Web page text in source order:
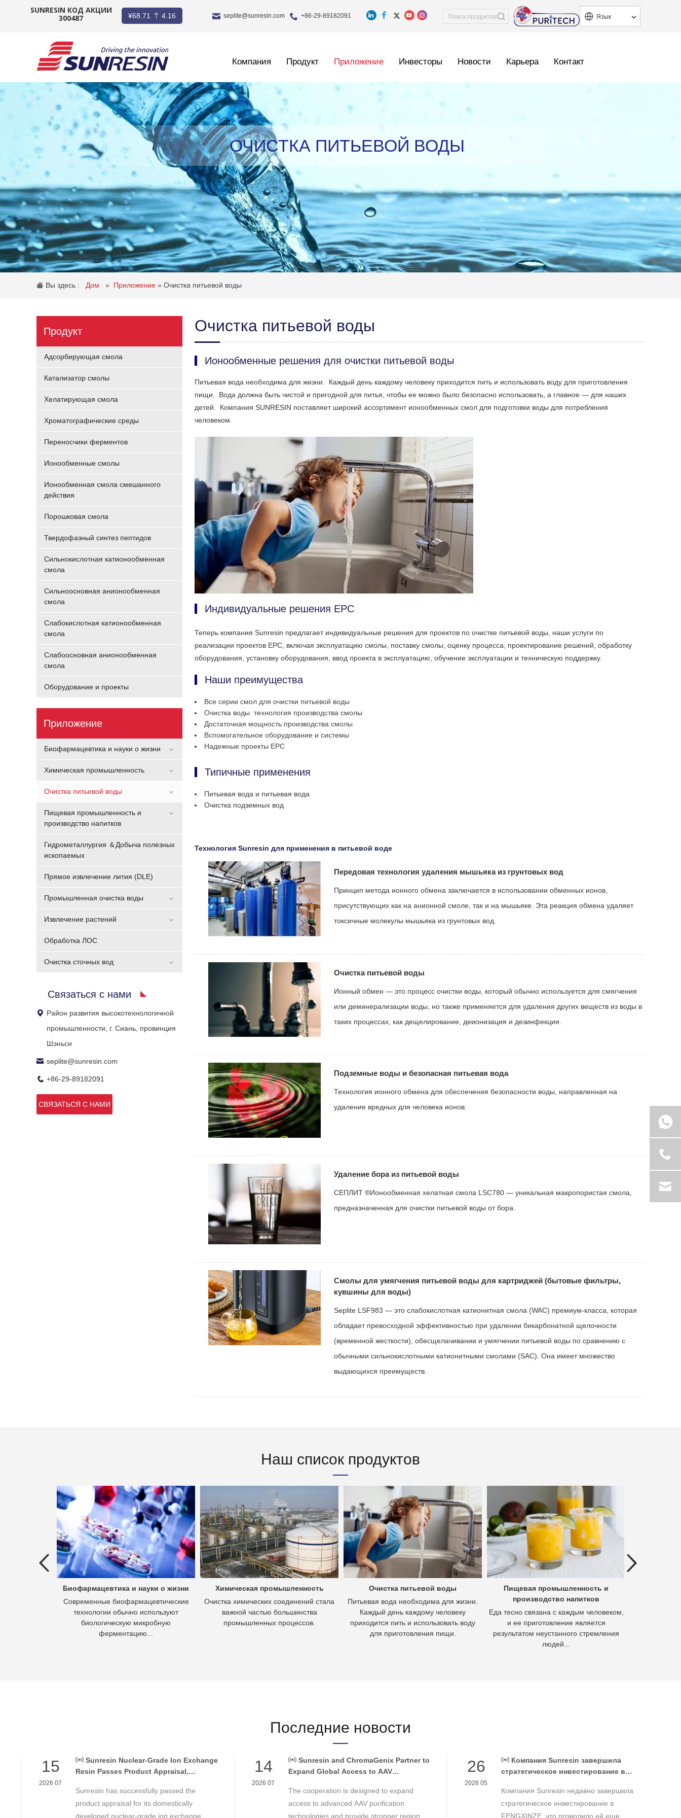
КОМПАНИЯ
ПРОДУКТ
ИНВЕСТОРЫ
НОВОСТИ
КАРЬЕРА
КОНТАКТ
SUNRESIN КОД АКЦИИ
300487
¥68.71 4.16 seplite@sunresin.com +86-29-89182091 Язык
Компания Продукт Приложение Инвесторы Новости Карьера Контакт
ОЧИСТКА ПИТЬЕВОЙ ВОДЫ
Вы здесь : Дом » Приложение » Очистка питьевой воды
Очистка питьевой воды
Ионообменные решения для очистки питьевой воды
Питьевая вода необходима для жизни. Каждый день каждому человеку приходится пить и использовать воду для приготовления
пищи. Вода должна быть чистой и пригодной для питья, чтобы ее можно было безопасно использовать, а главное — для наших
детей. Компания SUNRESIN поставляет широкий ассортимент ионообменных смол для подготовки воды для потребления
человеком.
Индивидуальные решения EPC
Теперь компания Sunresin предлагает индивидуальные решения для проектов по очистке питьевой воды, наши услуги по
реализации проектов EPC, включая эксплуатацию смолы, поставку смолы, оценку процесса, проектирование решений, обработку
оборудования, установку оборудования, ввод проекта в эксплуатацию, обучение эксплуатации и техническую поддержку.
Наши преимущества
Все серии смол для очистки питьевой воды
Очистка воды технология производства смолы
Достаточная мощность производства смолы
Вспомогательное оборудование и системы
Надежные проекты EPC
Типичные применения
Питьевая вода и питьевая вода
Очистка подземных вод
Технология Sunresin для применения в питьевой воде
Передовая технология удаления мышьяка из грунтовых вод
Принцип метода ионного обмена заключается в использовании обменных ионов,
присутствующих как на анионной смоле, так и на мышьяке. Эта реакция обмена удаляет
токсичные молекулы мышьяка из грунтовых вод.
Очистка питьевой воды
Ионный обмен — это процесс очистки воды, который обычно используется для смягчения
или деминерализации воды, но также применяется для удаления других веществ из воды в
таких процессах, как дещелирование, деионизация и дезинфекция.
Подземные воды и безопасная питьевая вода
Технология ионного обмена для обеспечения безопасности воды, направленная на
удаление вредных для человека ионов.
Удаление бора из питьевой воды
СЕПЛИТ ®Ионообменная хелатная смола LSC780 — уникальная макропористая смола,
предназначенная для очистки питьевой воды от бора.
Смолы для умягчения питьевой воды для картриджей (бытовые фильтры,
кувшины для воды)
Seplite LSF983 — это слабокислотная катионитная смола (WAC) премиум-класса, которая
обладает превосходной эффективностью при удалении бикарбонатной щелочности
(временной жесткости), обесщелачивании и умягчении питьевой воды по сравнению с
обычными сильнокислотными катионитными смолами (SAC). Она имеет множество
выдающихся преимуществ.
Продукт
Адсорбирующая смола
Катализатор смолы
Хелатирующая смола
Хроматографические среды
Переносчики ферментов
Ионообменные смолы
Ионообменная смола смешанного
действия
Порошковая смола
Твердофазный синтез пептидов
Сильнокислотная катионообменная
смола
Сильноосновная анионообменная
смола
Слабокислотная катионообменная
смола
Слабоосновная анионообменная
смола
Оборудование и проекты
Приложение
Биофармацевтика и науки о жизни
Химическая промышленность
Очистка питьевой воды
Пищевая промышленность и
производство напитков
Гидрометаллургия ＆Добыча полезных
ископаемых
Прямое извлечение лития (DLE)
Промышленная очистка воды
Извлечение растений
Обработка ЛОС
Очистка сточных вод
Связаться с нами
Район развития высокотехнологичной
промышленности, г. Сиань, провинция
Шэньси
seplite@sunresin.com
+86-29-89182091
СВЯЗАТЬСЯ С НАМИ
Наш список продуктов
Биофармацевтика и науки о жизни
Современные биофармацевтические
технологии обычно используют
биологическую микробную
ферментацию...
Химическая промышленность
Очистка химических соединений стала
важной частью большинства
промышленных процессов.
Очистка питьевой воды
Питьевая вода необходима для жизни.
Каждый день каждому человеку
приходится пить и использовать воду
для приготовления пищи.
Пищевая промышленность и
производство напитков
Еда тесно связана с каждым человеком,
и ее приготовление является
результатом неустанного стремления
людей...
Previous
Последние новости
15
2026 07
Sunresin Nuclear-Grade Ion Exchange
Resin Passes Product Appraisal,
Chemistry Control
Sunresin has successfully passed the
product appraisal for its domestically
developed nuclear-grade ion exchange
14
2026 07
Sunresin and ChromaGenix Partner to
Expand Global Access to AAV
The cooperation is designed to expand
access to advanced AAV purification
technologies and provide stronger regional
26
2026 05
Компания Sunresin завершила
стратегическое инвестирование в
расширения бизнеса в области
промышленной хроматографии.
Компания Sunresin недавно завершила
стратегическое инвестирование в
FENGXINZE, что позволило ей еще